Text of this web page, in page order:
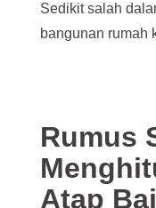
Sedikit salah
bangunan rumah
Rumus
Atap